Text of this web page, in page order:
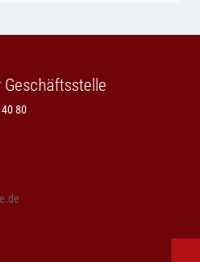
Geschäftsstelle
80